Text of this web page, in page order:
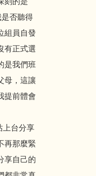
否聽得
組員自發
有正式選
是我們班
母，這讓
提前體會
上台分享
再那麼緊
享自己的